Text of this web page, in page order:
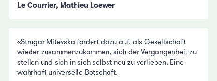
Le Courrier, Mathieu Loewer
«Strugar Mitevska fordert dazu auf, als Gesellschaft
wieder zusammenzukommen, sich der Vergangenheit zu
stellen und sich in sich selbst neu zu verlieben. Eine
wahrhaft universelle Botschaft.